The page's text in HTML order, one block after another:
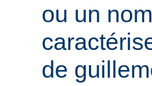
ou un
de